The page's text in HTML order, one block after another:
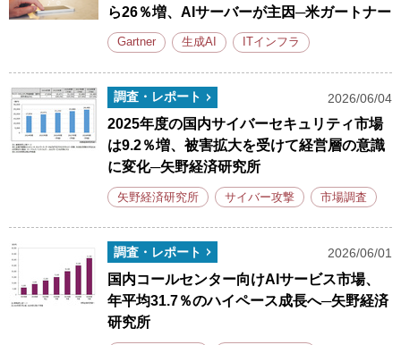
ら26％増、AIサーバーが主因─米ガートナー
Gartner 生成AI ITインフラ
調査・レポート 2026/06/04
2025年度の国内サイバーセキュリティ市場
は9.2％増、被害拡大を受けて経営層の意識
に変化─矢野経済研究所
矢野経済研究所 サイバー攻撃 市場調査
調査・レポート 2026/06/01
国内コールセンター向けAIサービス市場、
年平均31.7％のハイペース成長へ─矢野経済
研究所